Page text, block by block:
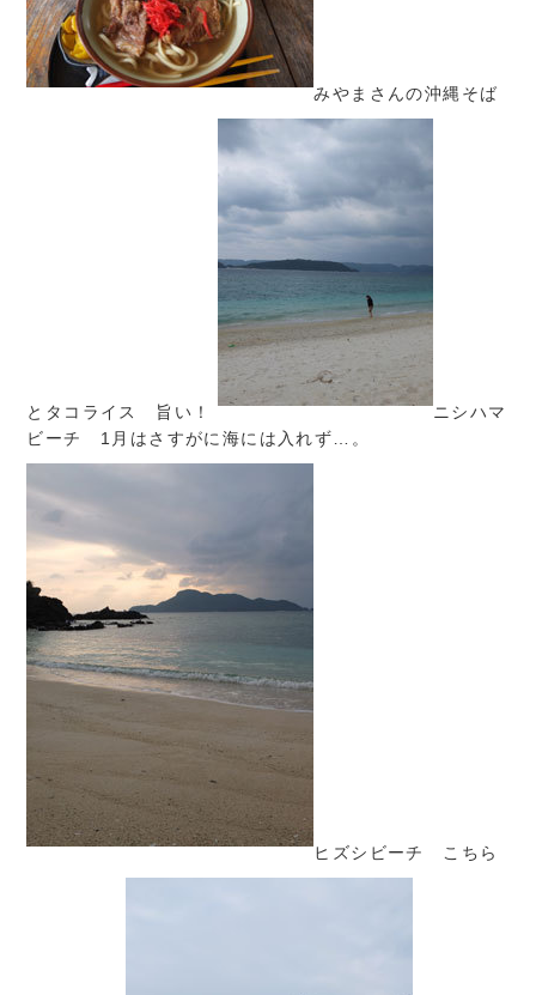
みやまさんの沖縄そば
とタコライス 旨い！
ニシハマ
ビーチ 1月はさすがに海には入れず…。
ヒズシビーチ こちら